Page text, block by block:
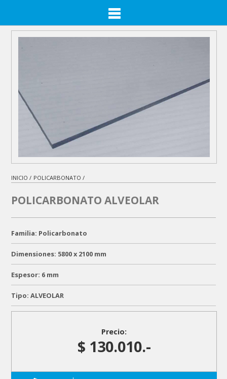
INICIO / POLICARBONATO /
POLICARBONATO ALVEOLAR
Familia: Policarbonato
Dimensiones: 5800 x 2100 mm
Espesor: 6 mm
Tipo: ALVEOLAR
Precio:
$ 130.010.-